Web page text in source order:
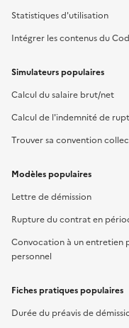
Statistiques d'utilisation
Intégrer les contenus du
Simulateurs populaires
Calcul du salaire brut/net
Calcul de l'indemnité de
Trouver sa convention
Modèles populaires
Lettre de démission
Rupture du contrat en
Convocation à un entretien
personnel
Fiches pratiques populaires
Durée du préavis de